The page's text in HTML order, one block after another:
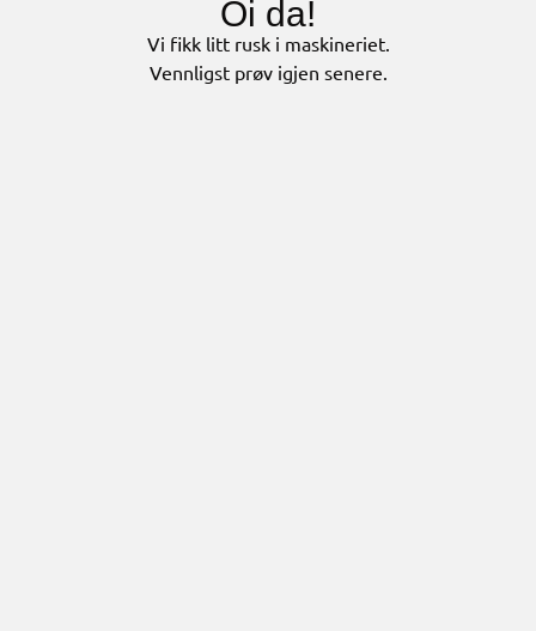
Oi da!
Vi fikk litt rusk i maskineriet.
Vennligst prøv igjen senere.